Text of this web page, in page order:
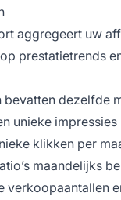
aggregeert uw
prestatietrends
dezelfde
unieke
klikken per
maandelijks
verkoopaantallen